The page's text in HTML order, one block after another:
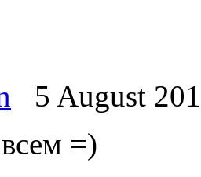
5 August
=)